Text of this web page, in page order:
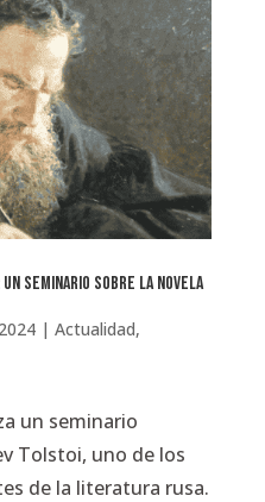
seminario sobre la novela
| Actualidad,
un seminario
Tolstoi, uno de los
de la literatura rusa.